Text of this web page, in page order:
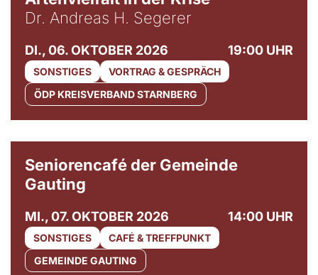
Dr. Andreas H. Segerer
DI., 06. OKTOBER 2026 19:00 UHR
SONSTIGES
VORTRAG & GESPRÄCH
ÖDP KREISVERBAND STARNBERG
Seniorencafé der Gemeinde
Gauting
MI., 07. OKTOBER 2026 14:00 UHR
SONSTIGES
CAFÉ & TREFFPUNKT
GEMEINDE GAUTING